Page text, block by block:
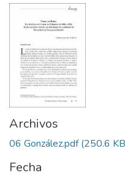
Archivos
06 González.pdf(250.6
Fecha